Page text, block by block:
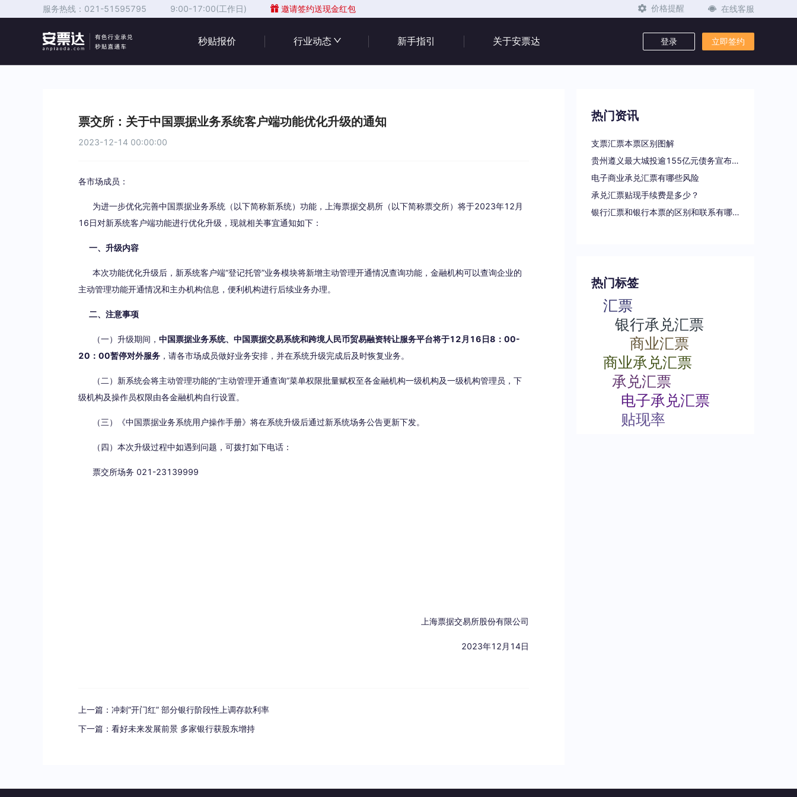
服务热线： 021-51595795 9:00-17:00(工作日) 邀请签约送现金红包 价格提醒 在线客服
秒贴报价 行业动态 新手指引 关于安票达 登录 立即签约
票交所：关于中国票据业务系统客户端功能优化升级的通知
2023-12-14 00:00:00
各市场成员：
为进一步优化完善中国票据业务系统（以下简称新系统）功能，上海票据交易所（以下简称票交所）将于2023年12月
16日对新系统客户端功能进行优化升级，现就相关事宜通知如下：
一、升级内容
本次功能优化升级后，新系统客户端“登记托管”业务模块将新增主动管理开通情况查询功能，金融机构可以查询企业的
主动管理功能开通情况和主办机构信息，便利机构进行后续业务办理。
二、注意事项
（一）升级期间， 中国票据业务系统、中国票据交易系统和跨境人民币贸易融资转让服务平台将于12月16日8：00-
20：00暂停对外服务 ，请各市场成员做好业务安排，并在系统升级完成后及时恢复业务。
（二）新系统会将主动管理功能的“主动管理开通查询”菜单权限批量赋权至各金融机构一级机构及一级机构管理员，下
级机构及操作员权限由各金融机构自行设置。
（三）《中国票据业务系统用户操作手册》将在系统升级后通过新系统场务公告更新下发。
（四）本次升级过程中如遇到问题，可拨打如下电话：
票交所场务 021-23139999
上海票据交易所股份有限公司
2023年12月14日
上一篇： 冲刺“开门红” 部分银行阶段性上调存款利率
下一篇： 看好未来发展前景 多家银行获股东增持
热门资讯
支票汇票本票区别图解
贵州遵义最大城投逾155亿元债务宣布重组
电子商业承兑汇票有哪些风险
承兑汇票贴现手续费是多少？
银行汇票和银行本票的区别和联系有哪些（一文读懂支票、本票和汇票的区别）
热门标签
汇票
银行承兑汇票
商业汇票
商业承兑汇票
承兑汇票
电子承兑汇票
贴现率